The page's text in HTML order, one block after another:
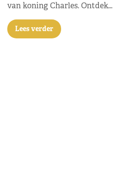
van koning Charles. Ontdek…
Lees verder